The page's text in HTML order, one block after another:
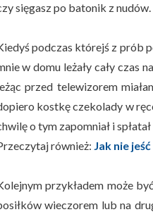
sięgasz po batonik z nudów.
podczas którejś z prób
w domu leżały cały czas
przed telewizorem
kostkę czekolady w
o tym zapomniał i
również: Jak nie
przykładem może
wieczorem lub na